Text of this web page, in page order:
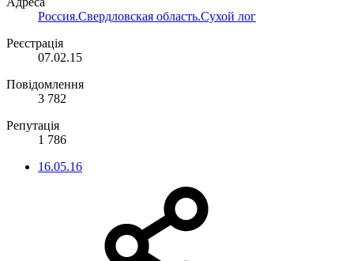
Россия.Свердловская область.Сухой лог
Реєстрація
07.02.15
Повідомлення
3 782
Репутація
1 786
16.05.16